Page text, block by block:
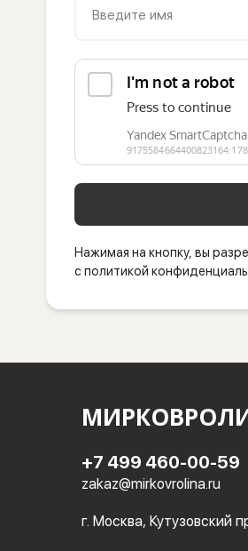
Введите имя
Нажимая на кнопку, вы
с политикой
+7 499 460-00-59
zakaz@mirkovrolina.ru
г. Москва, Кутузовский